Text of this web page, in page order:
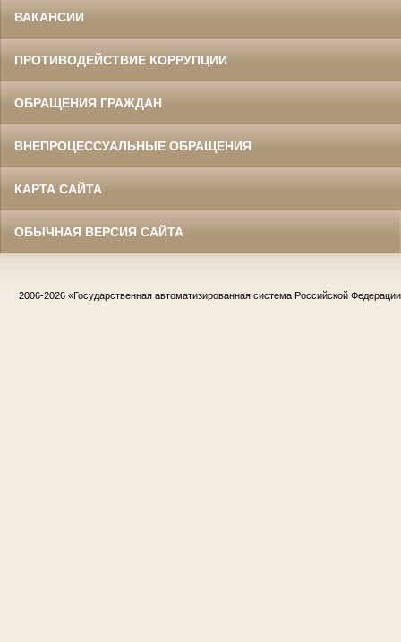
ВАКАНСИИ
ПРОТИВОДЕЙСТВИЕ КОРРУПЦИИ
ОБРАЩЕНИЯ ГРАЖДАН
ВНЕПРОЦЕССУАЛЬНЫЕ ОБРАЩЕНИЯ
КАРТА САЙТА
ОБЫЧНАЯ ВЕРСИЯ САЙТА
2006-2026 «Государственная автоматизированная система Российской